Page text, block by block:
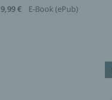
9,99 €
E-Book (ePub)